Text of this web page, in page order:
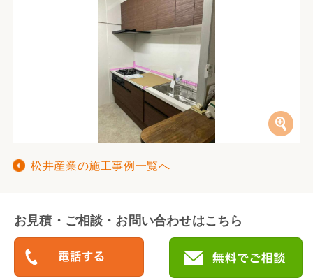
松井産業の施工事例一覧へ
お見積・ご相談・お問い合わせはこちら